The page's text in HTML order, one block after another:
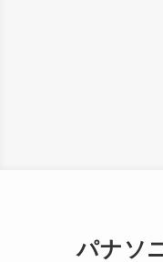
パナソ